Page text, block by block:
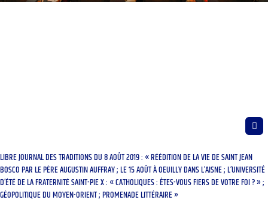
LIBRE JOURNAL DES TRADITIONS DU 8 AOÛT 2019 : « RÉÉDITION DE LA VIE DE SAINT JEAN
BOSCO PAR LE PÈRE AUGUSTIN AUFFRAY ; LE 15 AOÛT À OEUILLY DANS L’AISNE ; L’UNIVERSITÉ
D’ÉTÉ DE LA FRATERNITÉ SAINT-PIE X : « CATHOLIQUES : ÊTES-VOUS FIERS DE VOTRE FOI ? » ;
GÉOPOLITIQUE DU MOYEN-ORIENT ; PROMENADE LITTÉRAIRE »